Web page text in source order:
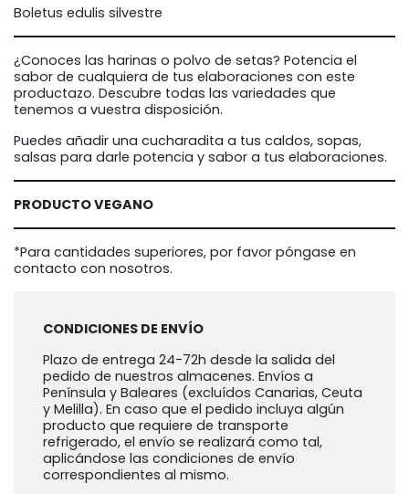
Boletus edulis silvestre
¿Conoces las harinas o polvo de setas? Potencia el
sabor de cualquiera de tus elaboraciones con este
productazo. Descubre todas las variedades que
tenemos a vuestra disposición.
Puedes añadir una cucharadita a tus caldos, sopas,
salsas para darle potencia y sabor a tus elaboraciones.
PRODUCTO VEGANO
*Para cantidades superiores, por favor póngase en
contacto con nosotros.
CONDICIONES DE ENVÍO
Plazo de entrega 24-72h desde la salida del
pedido de nuestros almacenes. Envíos a
Península y Baleares (excluídos Canarias, Ceuta
y Melilla). En caso que el pedido incluya algún
producto que requiere de transporte
refrigerado, el envío se realizará como tal,
aplicándose las condiciones de envío
correspondientes al mismo.